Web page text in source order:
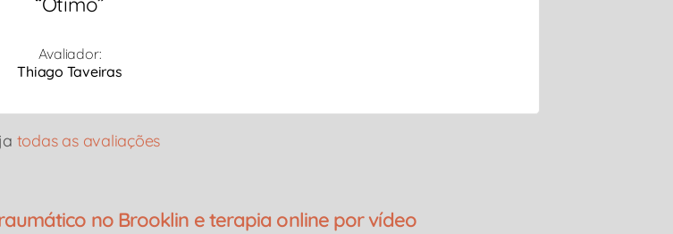
Avaliador:
Thiago Taveiras
todas as avaliações
no Brooklin e terapia online por vídeo